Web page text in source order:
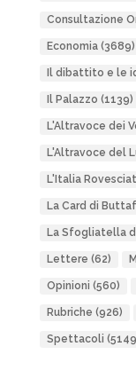
Consultazione
Economia(3689)
Il dibattito e le
Il Palazzo (1139)
L'Altravoce dei
L'Altravoce del
L'Italia
La Card di
La Sfogliatella
Lettere (62)
Opinioni (560)
Rubriche (926)
Spettacoli